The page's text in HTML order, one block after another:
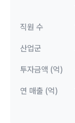
직원 수
산업군
투자금액 (억)
연 매출 (억)